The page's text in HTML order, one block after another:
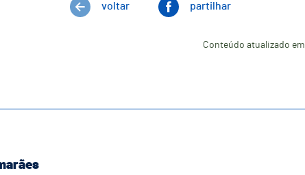
voltar partilhar
Conteúdo atualizado em